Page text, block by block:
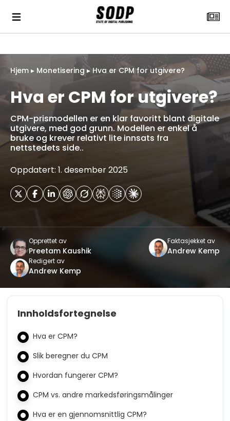
Hjem ▸ Monetisering ▸Hva er CPM for utgivere?
Hva er CPM for utgivere?
CPM-prismodellen er en klar favoritt blant digitale
utgivere, med god grunn. Modellen er enkel å
bruke og krever relativt lite innsats fra
nettstedets side..
Oppdatert: 1. desember 2025
Opprettet av
Preetam Kaushik
Faktasjekket av
Andrew Kemp
Redigert av
Andrew Kemp
Innholdsfortegnelse
Hva er CPM?
Slik beregner du CPM
Hvordan fungerer CPM?
CPM vs. andre markedsføringsmålinger
Hva er en gjennomsnittlig CPM?